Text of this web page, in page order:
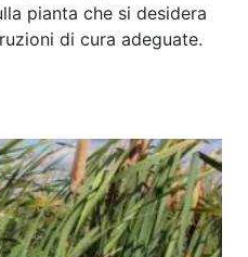
pianta che si desidera
di cura adeguate.